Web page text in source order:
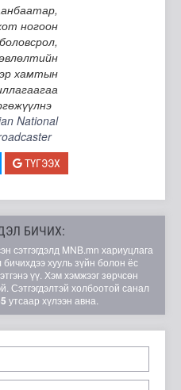
ногоон
хамтын
National
ТҮГЭЭХ
БИЧИХ:
MNB.mn хариуцлага
бичихдээ хууль зүйн болон ёс
үү. Хэм хэмжээг зөрчсөн
Сэтгэгдэлтэй холбоотой санал
утсаар хүлээн авна.